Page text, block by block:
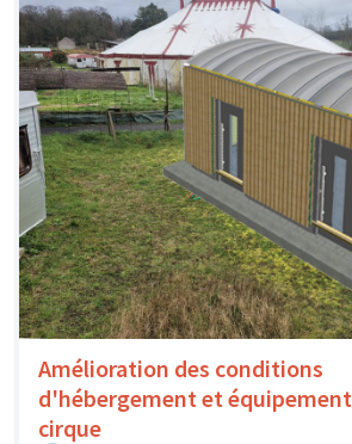
Amélioration des conditions
d'hébergement et équipement
cirque